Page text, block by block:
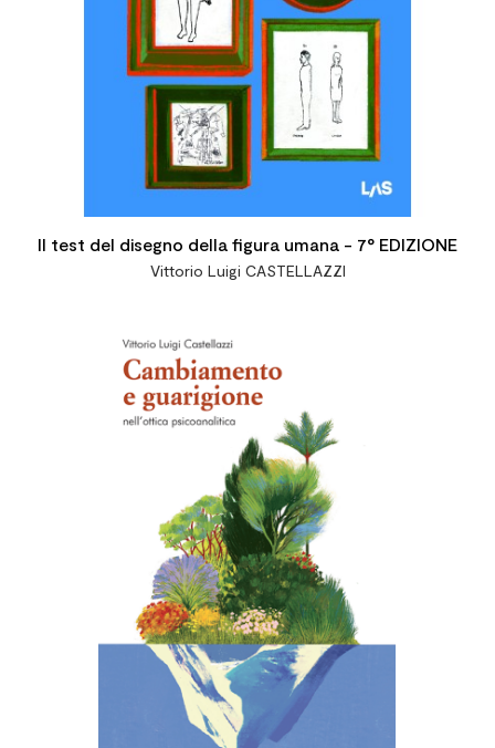
Il test del disegno della figura umana - 7° EDIZIONE
Vittorio Luigi CASTELLAZZI